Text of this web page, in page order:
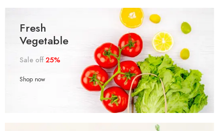
Fresh
Vegetable
Sale off25%
Shop now